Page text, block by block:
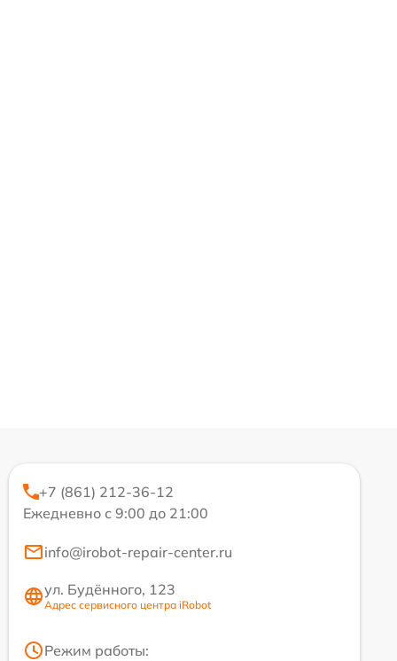
+7 (861) 212-36-12
Ежедневно с 9:00 до 21:00
info@irobot-repair-center.ru
ул. Будённого, 123
Адрес сервисного центра iRobot
Режим работы: